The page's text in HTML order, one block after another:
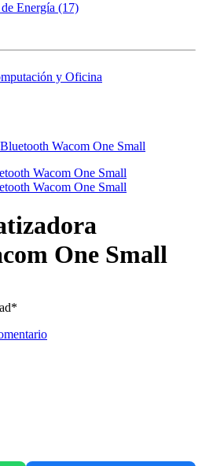
Energía (17)
y Oficina
Wacom One Small
One Small